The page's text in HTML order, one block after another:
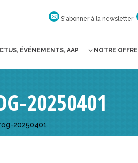
S'abonner à la newsletter
ÉVÉNEMENTS, AAP NOTRE OFFRE
20250401
20250401